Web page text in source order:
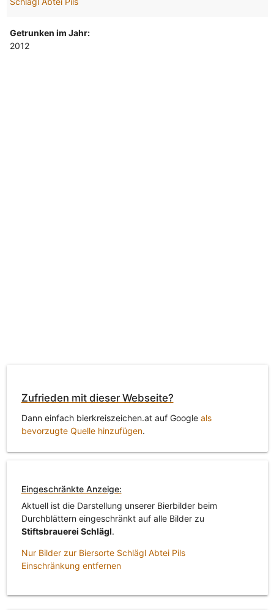
Getrunken im Jahr:
2012
Zufrieden mit dieser Webseite?
Dann einfach bierkreiszeichen.at auf Google als
bevorzugte Quelle hinzufügen.
Eingeschränkte Anzeige:
Aktuell ist die Darstellung unserer Bierbilder beim
Durchblättern eingeschränkt auf alle Bilder zu
Stiftsbrauerei Schlägl.
Nur Bilder zur Biersorte Schlägl Abtei Pils
Einschränkung entfernen